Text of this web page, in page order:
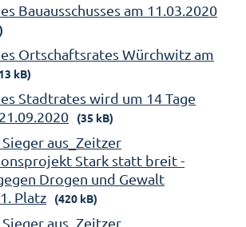
Bauausschusses am 11.03.2020
Ortschaftsrates Würchwitz am
kB)
Stadtrates wird um 14 Tage
(35 kB)
aus_Zeitzer
Stark statt breit -
Drogen und Gewalt
Platz
(420 kB)
aus_Zeitzer